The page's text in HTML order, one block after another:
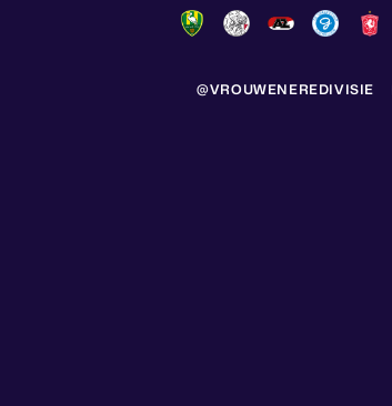
@VROUWENEREDIVISIE